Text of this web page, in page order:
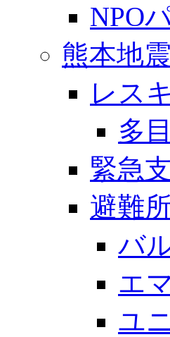
NPO
熊本地
レス
多
緊急
避難
バ
エ
ユ